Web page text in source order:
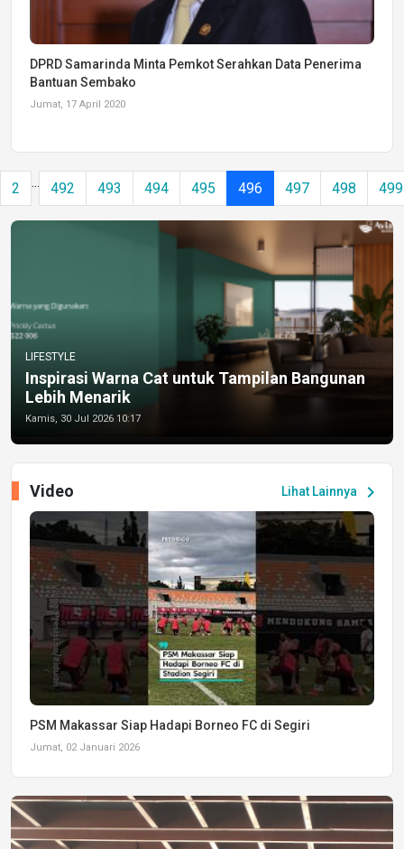
DPRD Samarinda Minta Pemkot Serahkan Data Penerima
Bantuan Sembako
Jumat, 17 April 2020
2 ... 492 493 494 495 496 497 498 499
LIFESTYLE
Inspirasi Warna Cat untuk Tampilan Bangunan
Lebih Menarik
Kamis, 30 Jul 2026 10:17
Lihat Lainnya chevron_right
Video
PSM Makassar Siap Hadapi Borneo FC di Segiri
Jumat, 02 Januari 2026